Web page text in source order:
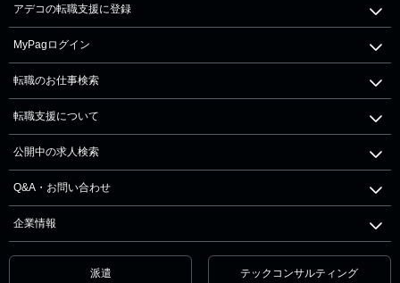
アデコの転職支援に登録
MyPagログイン
転職のお仕事検索
転職支援について
公開中の求人検索
Q&A・お問い合わせ
企業情報
派遣 テックコンサルティング